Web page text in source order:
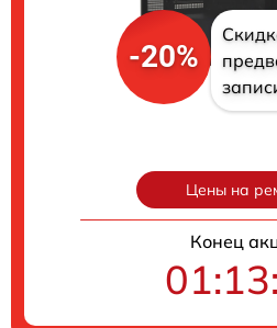
-20%
Цены на
Конец